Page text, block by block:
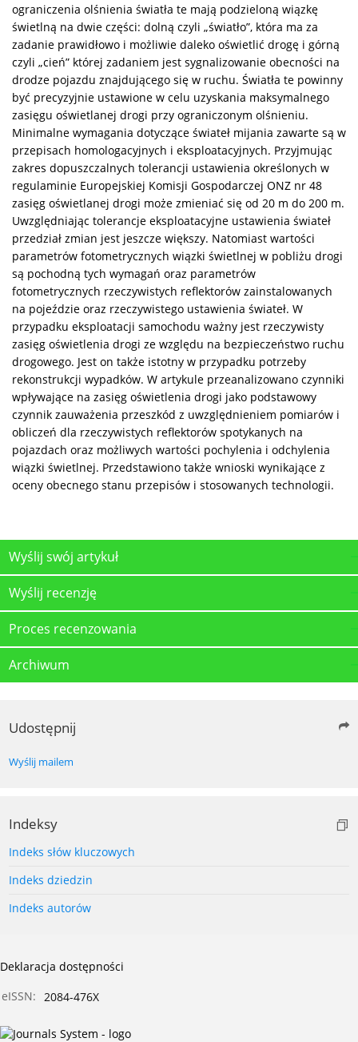
ograniczenia olśnienia światła te mają podzieloną wiązkę
świetlną na dwie części: dolną czyli „światło”, która ma za
zadanie prawidłowo i możliwie daleko oświetlić drogę i górną
czyli „cień” któ­rej zadaniem jest sygnalizowanie obecności na
drodze pojazdu znajdującego się w ruchu. Światła te powinny
być precyzyjnie ustawione w celu uzyskania maksymalnego
zasięgu oświetlanej drogi przy ograniczonym olśnieniu.
Minimalne wymagania dotyczące świateł mijania zawarte są w
przepisach homologacyjnych i eks­ploatacyjnych. Przyjmując
zakres dopuszczalnych tolerancji ustawienia określonych w
regulaminie Europejskiej Komisji Gospodarczej ONZ nr 48
zasięg oświetlanej drogi może zmieniać się od 20 m do 200 m.
Uwzględniając tolerancje eksploatacyjne ustawienia świateł
przedział zmian jest jeszcze więk­szy. Natomiast wartości
parametrów fotometrycznych wiązki świetlnej w pobliżu drogi
są pochodną tych wymagań oraz parametrów
fotometrycznych rzeczywistych reflektorów zainstalowanych
na po­jeździe oraz rzeczywistego ustawienia świateł. W
przypadku eksploatacji samochodu ważny jest rzeczywisty
zasięg oświetlenia drogi ze względu na bezpieczeństwo ruchu
drogowego. Jest on także istotny w przypadku potrzeby
rekonstrukcji wypadków. W artykule przeanalizowano czynniki
wpływające na zasięg oświetlenia drogi jako podstawowy
czynnik zauważenia przeszkód z uwzględnieniem pomiarów i
obliczeń dla rzeczywistych reflektorów spotyka­nych na
pojazdach oraz możliwych wartości pochylenia i odchylenia
wiązki świetlnej. Przedstawiono także wnioski wynikające z
oceny obecnego stanu przepisów i stosowanych technologii.
Wyślij swój artykuł
Wyślij recenzję
Proces recenzowania
Archiwum
Udostępnij
Wyślij mailem
Indeksy
Indeks słów kluczowych
Indeks dziedzin
Indeks autorów
Deklaracja dostępności
eISSN:
2084-476X